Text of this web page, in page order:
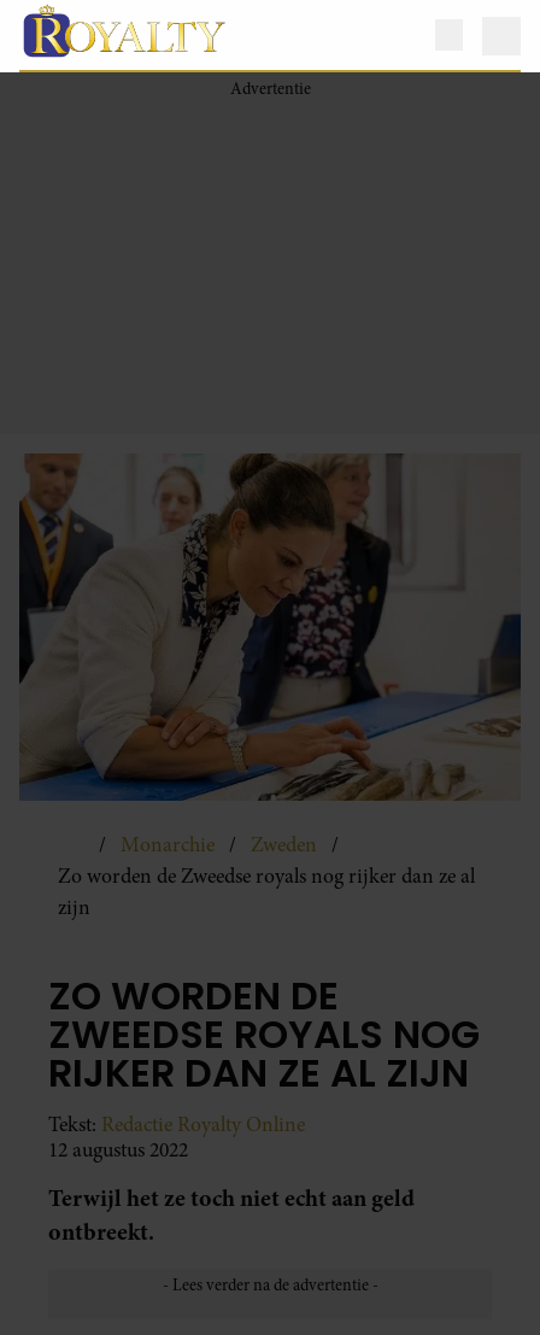
Monarchie
Zweden
Zo worden de Zweedse royals nog rijker dan ze al
zijn
ZO WORDEN DE
ZWEEDSE ROYALS NOG
RIJKER DAN ZE AL ZIJN
Tekst: Redactie Royalty Online
12 augustus 2022
Terwijl het ze toch niet echt aan geld
ontbreekt.